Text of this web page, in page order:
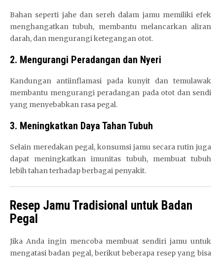
Bahan seperti jahe dan sereh dalam jamu memiliki efek
menghangatkan tubuh, membantu melancarkan aliran
darah, dan mengurangi ketegangan otot.
2. Mengurangi Peradangan dan Nyeri
Kandungan antiinflamasi pada kunyit dan temulawak
membantu mengurangi peradangan pada otot dan sendi
yang menyebabkan rasa pegal.
3. Meningkatkan Daya Tahan Tubuh
Selain meredakan pegal, konsumsi jamu secara rutin juga
dapat meningkatkan imunitas tubuh, membuat tubuh
lebih tahan terhadap berbagai penyakit.
Resep Jamu Tradisional untuk Badan
Pegal
Jika Anda ingin mencoba membuat sendiri jamu untuk
mengatasi badan pegal, berikut beberapa resep yang bisa